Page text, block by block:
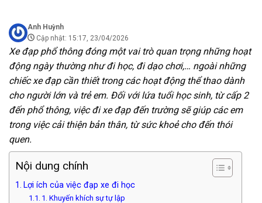
Anh Huỳnh
Cập nhật: 15:17, 23/04/2026
Xe đạp phổ thông đóng một vai trò quan trọng những hoạt
động ngày thường như đi học, đi dạo chơi,… ngoài những
chiếc xe đạp cần thiết trong các hoạt động thể thao dành
cho người lớn và trẻ em. Đối với lứa tuổi học sinh, từ cấp 2
đến phổ thông, việc đi xe đạp đến trường sẽ giúp các em
trong việc cải thiện bản thân, từ sức khoẻ cho đến thói
quen.
Nội dung chính
Lợi ích của việc đạp xe đi học
1. Khuyến khích sự tự lập